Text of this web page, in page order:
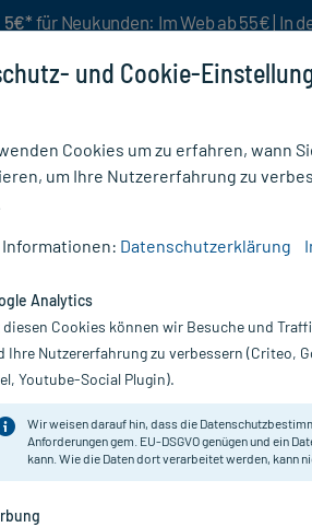
5€* für Neukunden: Im Web ab 55€ | In
Relevanz absteigend
und Cookie-
Cookies um zu erfahren, wann
um Ihre Nutzererfahrung zu
Informationen: Datenschutzerklärung
Analytics
diesen Cookies können wir Besuche und
Ihre Nutzererfahrung zu verbessern (Criteo,
Youtube-Social Plugin).
Wir weisen darauf hin, dass die
Anforderungen gem. EU-DSGVO genügen und ein
kann. Wie die Daten dort verarbeitet werden, kann